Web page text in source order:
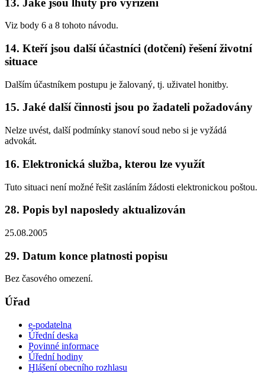
Viz body 6 a 8 tohoto návodu.
14. Kteří jsou další účastníci (dotčení) řešení životní
situace
Dalším účastníkem postupu je žalovaný, tj. uživatel honitby.
15. Jaké další činnosti jsou po žadateli požadovány
Nelze uvést, další podmínky stanoví soud nebo si je vyžádá
advokát.
16. Elektronická služba, kterou lze využít
Tuto situaci není možné řešit zasláním žádosti elektronickou poštou.
28. Popis byl naposledy aktualizován
25.08.2005
29. Datum konce platnosti popisu
Bez časového omezení.
Úřad
e-podatelna
Úřední deska
Povinné informace
Úřední hodiny
Hlášení obecního rozhlasu